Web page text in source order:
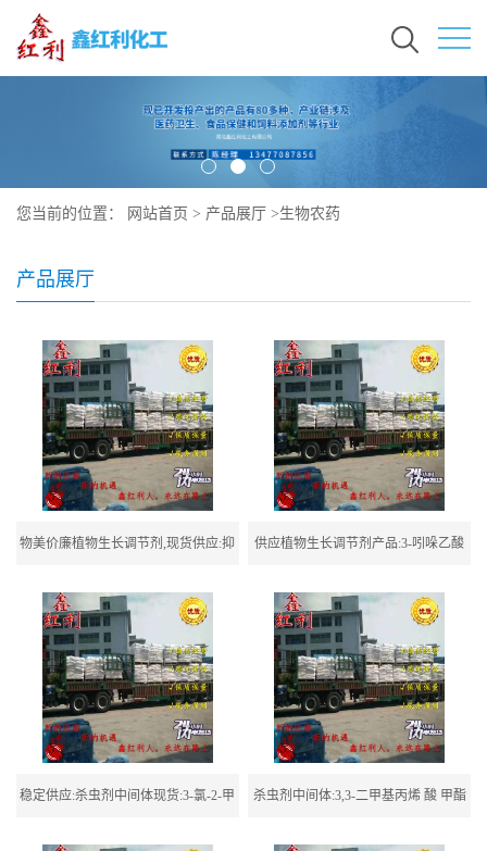
您当前的位置： 网站首页 > 产品展厅 >生物农药
产品展厅
物美价廉植物生长调节剂,现货供应:抑 供应植物生长调节剂产品:3-吲哚乙酸
稳定供应:杀虫剂中间体现货:3-氯-2-甲 杀虫剂中间体:3,3-二甲基丙烯 酸 甲酯